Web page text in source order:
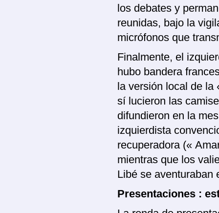
los debates y
reunidas, bajo la
micrófonos que
Finalmente, el
hubo bandera
la versión local de
sí lucieron las
difundieron en la
izquierdista
recuperadora («
mientras que los
Libé se
Presentaciones :